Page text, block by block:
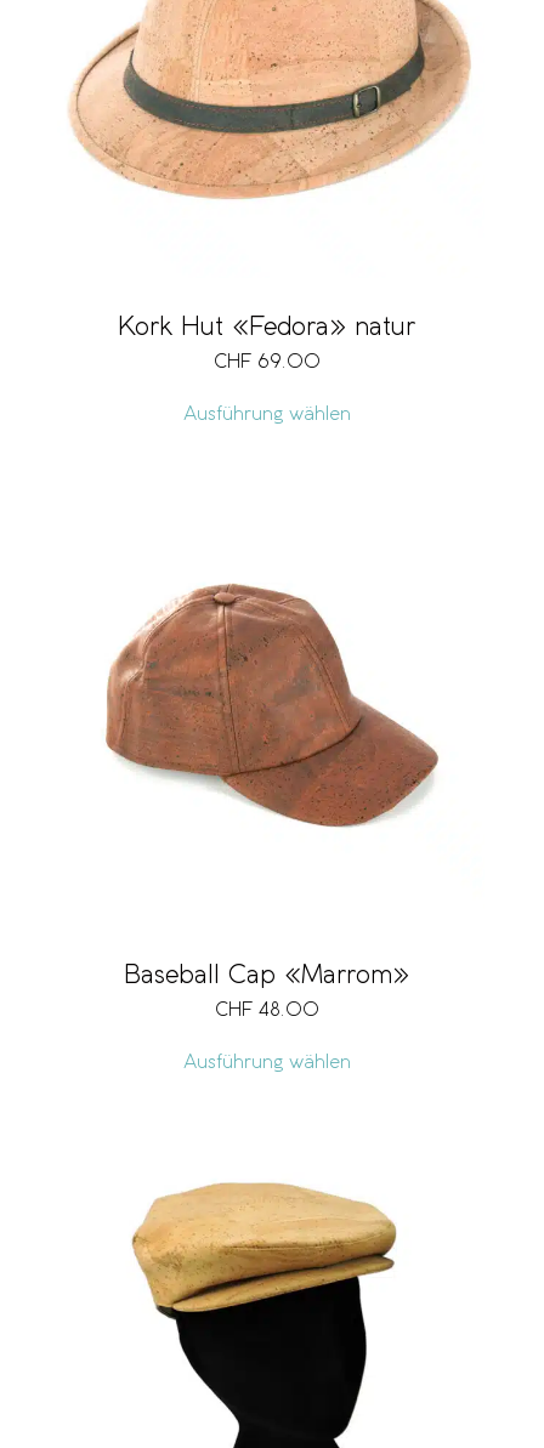
Kork Hut «Fedora» natur
CHF 69.00
Ausführung wählen
Baseball Cap «Marrom»
CHF 48.00
Ausführung wählen